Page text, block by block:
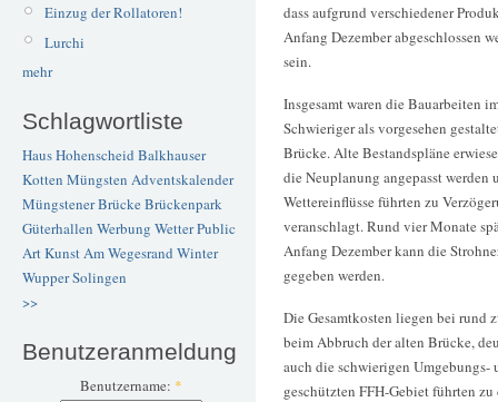
Einzug der Rollatoren!
Lurchi
mehr
Schlagwortliste
Haus Hohenscheid Balkhauser
Kotten Müngsten Adventskalender
Müngstener BrückeBrückenpark
Güterhallen Werbung WetterPublic
ArtKunstAm Wegesrand Winter
WupperSolingen
>>
Benutzeranmeldung
Benutzername: *
dass aufgrund verschiedener
Anfang Dezember abgeschlossen
sein.
Insgesamt waren die Bauarbeiten
Schwieriger als vorgesehen
Brücke. Alte Bestandspläne
die Neuplanung angepasst
Wettereinflüsse führten zu
veranschlagt. Rund vier Monate
Anfang Dezember kann die
gegeben werden.
Die Gesamtkosten liegen bei
beim Abbruch der alten Brücke,
auch die schwierigen
geschützten FFH-Gebiet führten